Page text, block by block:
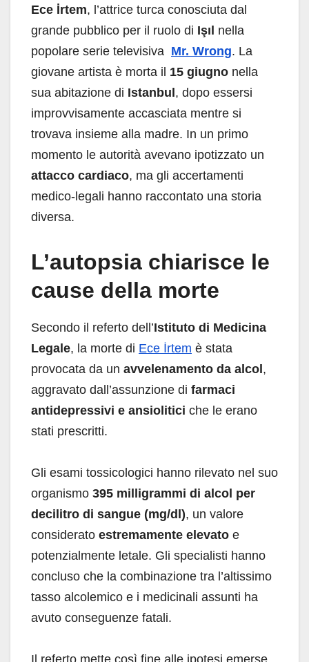
Ece İrtem, l’attrice turca conosciuta dal
grande pubblico per il ruolo di Işıl nella
popolare serie televisiva Mr. Wrong. La
giovane artista è morta il 15 giugno nella
sua abitazione di Istanbul , dopo essersi
improvvisamente accasciata mentre si
trovava insieme alla madre. In un primo
momento le autorità avevano ipotizzato un
attacco cardiaco, ma gli accertamenti
medico-legali hanno raccontato una storia
diversa.
L’autopsia chiarisce le
cause della morte
Secondo il referto dell’Istituto di Medicina
Legale, la morte di Ece İrtem è stata
provocata da un avvelenamento da alcol ,
aggravato dall’assunzione di farmaci
antidepressivi e ansiolitici che le erano
stati prescritti.
Gli esami tossicologici hanno rilevato nel suo
organismo 395 milligrammi di alcol per
decilitro di sangue (mg/dl), un valore
considerato estremamente elevato e
potenzialmente letale. Gli specialisti hanno
concluso che la combinazione tra l’altissimo
tasso alcolemico e i medicinali assunti ha
avuto conseguenze fatali.